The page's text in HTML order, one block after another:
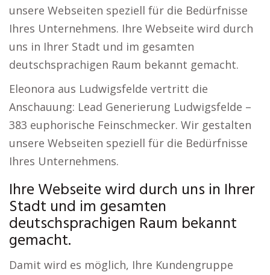
unsere Webseiten speziell für die Bedürfnisse
Ihres Unternehmens. Ihre Webseite wird durch
uns in Ihrer Stadt und im gesamten
deutschsprachigen Raum bekannt gemacht.
Eleonora aus Ludwigsfelde vertritt die
Anschauung: Lead Generierung Ludwigsfelde –
383 euphorische Feinschmecker. Wir gestalten
unsere Webseiten speziell für die Bedürfnisse
Ihres Unternehmens.
Ihre Webseite wird durch uns in Ihrer
Stadt und im gesamten
deutschsprachigen Raum bekannt
gemacht.
Damit wird es möglich, Ihre Kundengruppe